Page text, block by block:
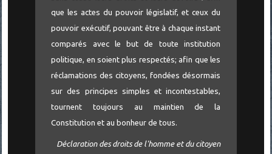
que les actes du pouvoir législatif, et ceux du
pouvoir exécutif, pouvant être à chaque instant
comparés avec le but de toute institution
politique, en soient plus respectés; afin que les
réclamations des citoyens, fondées désormais
sur des principes simples et incontestables,
tournent toujours au maintien de la
Constitution et au bonheur de tous.
Déclaration des droits de l'homme et du citoyen